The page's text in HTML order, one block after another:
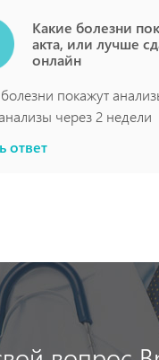
Какие болезни
акта, или лучше
онлайн
покажут
через 2 недели
ответ